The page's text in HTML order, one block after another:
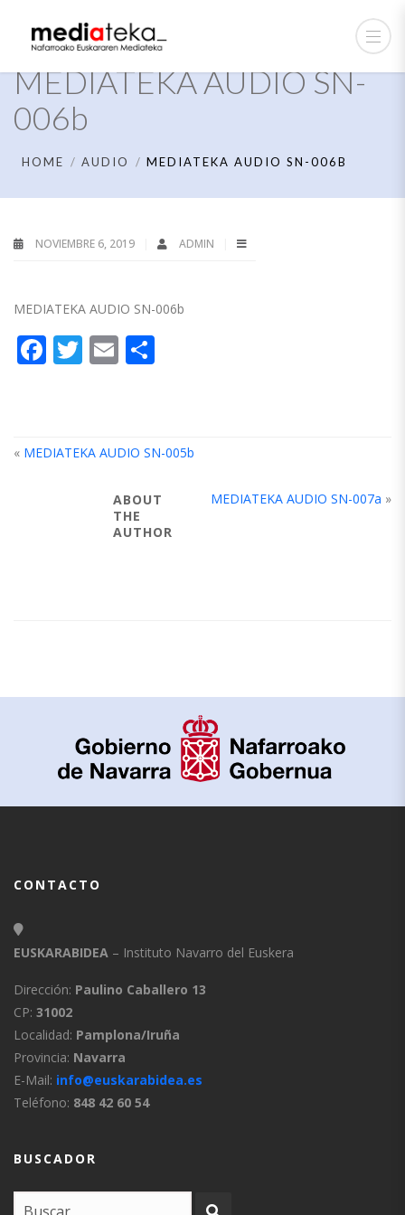
MEDIATEKA AUDIO SN-
006b
HOME AUDIO MEDIATEKA AUDIO SN-006B
NOVIEMBRE 6, 2019 ADMIN
MEDIATEKA AUDIO SN-006b
Facebook
Twitter
Email
« MEDIATEKA AUDIO SN-005b
MEDIATEKA AUDIO SN-007a »
ABOUT
THE
AUTHOR
CONTACTO
EUSKARABIDEA – Instituto Navarro del Euskera
Dirección: Paulino Caballero 13
CP: 31002
Localidad: Pamplona/Iruña
Provincia: Navarra
E-Mail: info@euskarabidea.es
Teléfono: 848 42 60 54
BUSCADOR